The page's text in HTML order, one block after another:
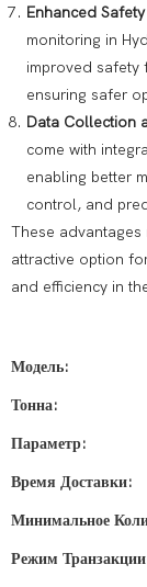
Enhanced Safety
monitoring in
improved safety
ensuring safer
Data Collection
come with
enabling better
control, and
These advantages
attractive option
and efficiency in
Модель:
Тонна:
Параметр:
Время Доставки:
Минимальное
Режим